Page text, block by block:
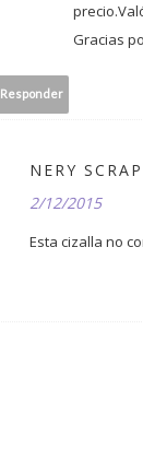
Gracias
Responder
NERY SCRAP
2/12/2015
Esta cizalla no